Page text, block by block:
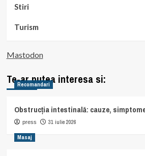
Stiri
Turism
Mastodon
Te-ar putea interesa si:
Recomandari
Obstrucția intestinală: cauze,
press 31 iulie 2026
Masaj